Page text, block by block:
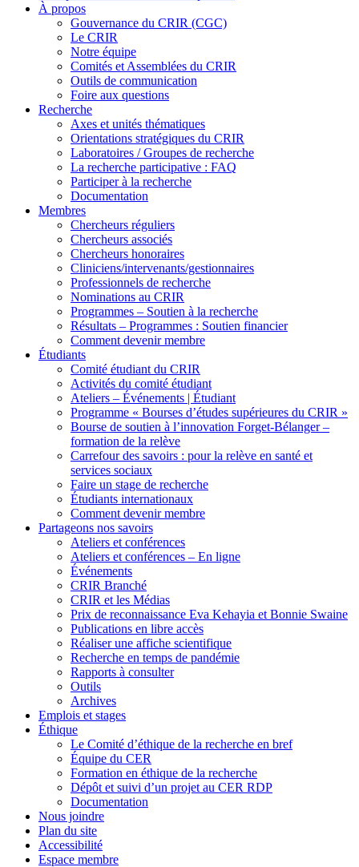
À propos
Gouvernance du CRIR (CGC)
Le CRIR
Notre équipe
Comités et Assemblées du CRIR
Outils de communication
Foire aux questions
Recherche
Axes et unités thématiques
Orientations stratégiques du CRIR
Laboratoires / Groupes de recherche
La recherche participative : FAQ
Participer à la recherche
Documentation
Membres
Chercheurs réguliers
Chercheurs associés
Chercheurs honoraires
Cliniciens/intervenants/gestionnaires
Professionnels de recherche
Nominations au CRIR
Programmes – Soutien à la recherche
Résultats – Programmes : Soutien financier
Comment devenir membre
Étudiants
Comité étudiant du CRIR
Activités du comité étudiant
Ateliers – Événements | Étudiant
Programme « Bourses d’études supérieures du CRIR »
Bourse de soutien à l’innovation Forget-Bélanger –
formation de la relève
Carrefour des savoirs : pour la relève en santé et
services sociaux
Faire un stage de recherche
Étudiants internationaux
Comment devenir membre
Partageons nos savoirs
Ateliers et conférences
Ateliers et conférences – En ligne
Événements
CRIR Branché
CRIR et les Médias
Prix de reconnaissance Eva Kehayia et Bonnie Swaine
Publications en libre accès
Réaliser une affiche scientifique
Recherche en temps de pandémie
Rapports à consulter
Outils
Archives
Emplois et stages
Éthique
Le Comité d’éthique de la recherche en bref
Équipe du CER
Formation en éthique de la recherche
Dépôt et suivi d’un projet au CER RDP
Documentation
Nous joindre
Plan du site
Accessibilité
Espace membre